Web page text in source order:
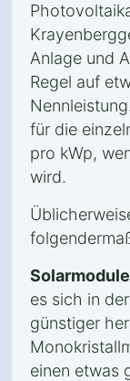
Anlage und
Regel auf
für die
pro kWp,
wird.
es sich in
günstiger
einen etwas